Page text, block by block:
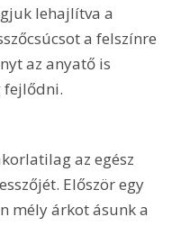
lehajlítva a
a felszínre
az anyatő is
fejlődni.
az egész
Először egy
mély árkot ásunk a